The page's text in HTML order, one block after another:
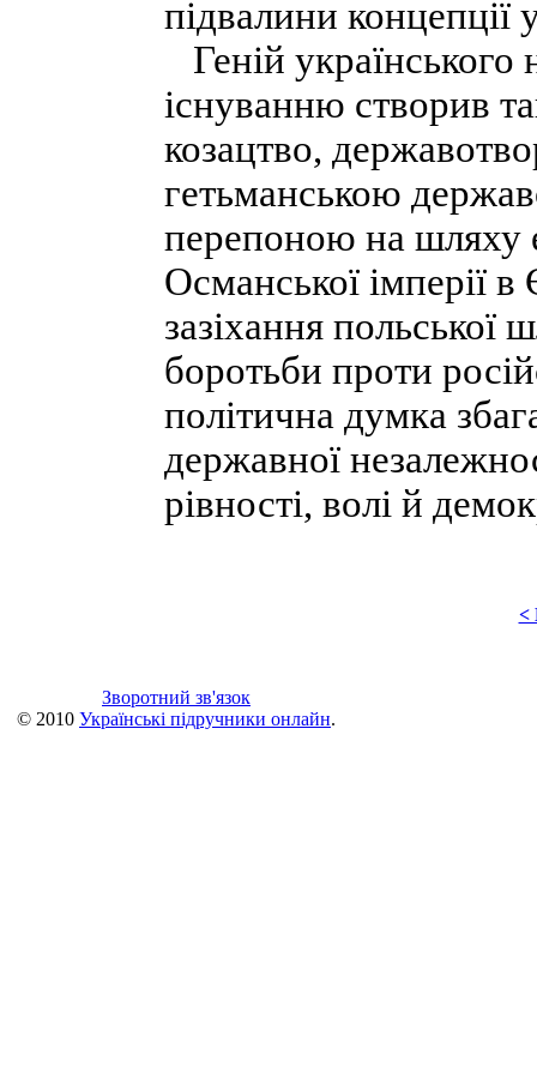
підвалини концепції
Геній
існуванню створив
козацтво,
гетьманською
перепоною на шляху
Османської імперії
зазіхання польської
боротьби проти
політична думка
державної
рівності, волі й
<
Зворотний зв'язок
© 2010 Українські підручники онлайн.